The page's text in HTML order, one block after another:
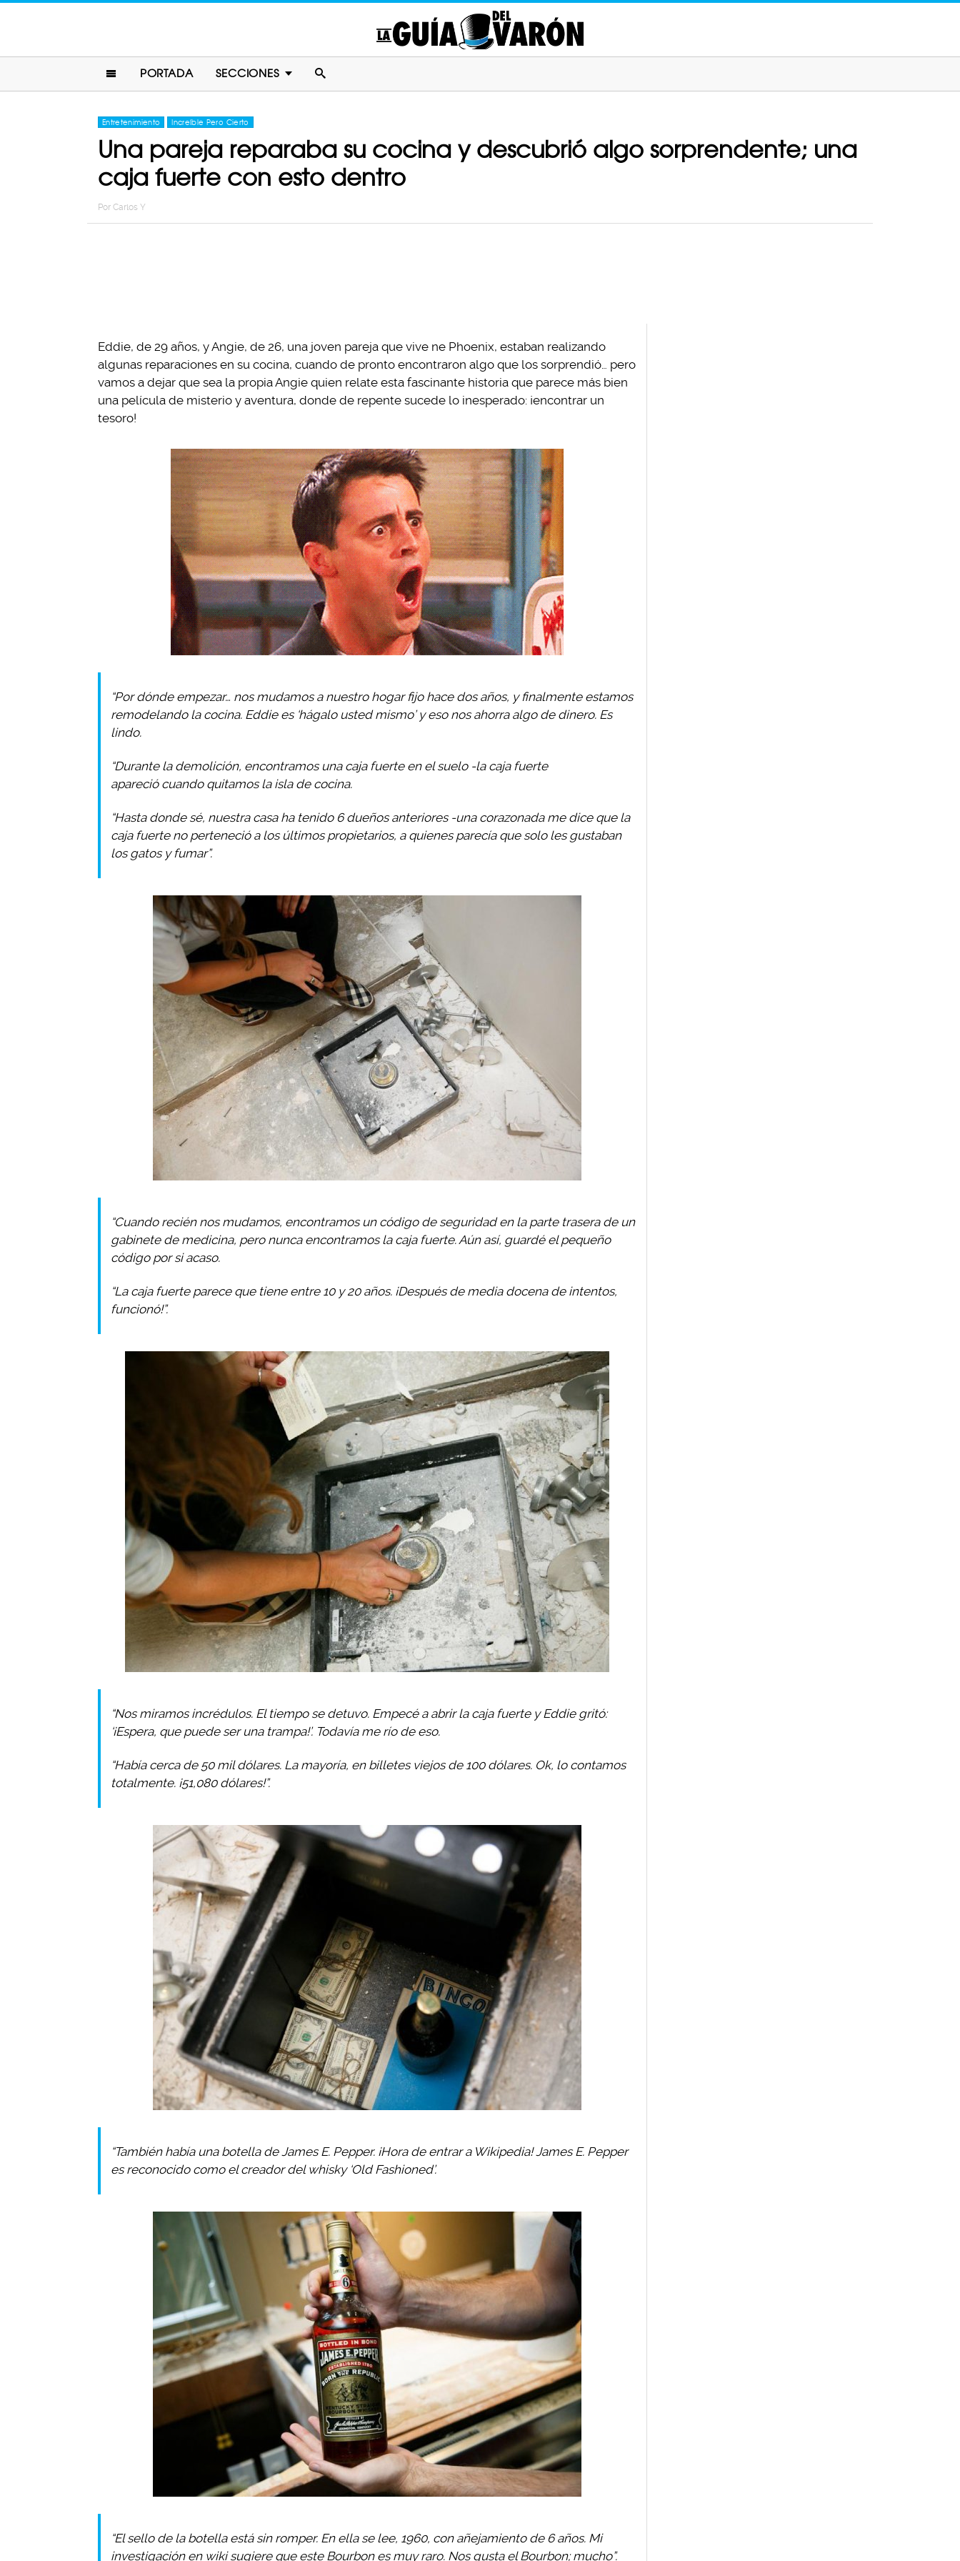
PORTADA SECCIONES
Entretenimiento Increíble Pero Cierto
Una pareja reparaba su cocina y descubrió algo sorprendente; una
caja fuerte con esto dentro
Por Carlos Y
Eddie, de 29 años, y Angie, de 26, una joven pareja que vive ne Phoenix, estaban realizando
algunas reparaciones en su cocina, cuando de pronto encontraron algo que los sorprendió… pero
vamos a dejar que sea la propia Angie quien relate esta fascinante historia que parece más bien
una película de misterio y aventura, donde de repente sucede lo inesperado: ¡encontrar un
tesoro!
“Por dónde empezar… nos mudamos a nuestro hogar fijo hace dos años, y finalmente estamos
remodelando la cocina. Eddie es ‘hágalo usted mismo’ y eso nos ahorra algo de dinero. Es
lindo.
“Durante la demolición, encontramos una caja fuerte en el suelo -la caja fuerte
apareció cuando quitamos la isla de cocina.
“Hasta donde sé, nuestra casa ha tenido 6 dueños anteriores -una corazonada me dice que la
caja fuerte no perteneció a los últimos propietarios, a quienes parecía que solo les gustaban
los gatos y fumar”.
“Cuando recién nos mudamos, encontramos un código de seguridad en la parte trasera de un
gabinete de medicina, pero nunca encontramos la caja fuerte. Aún así, guardé el pequeño
código por si acaso.
“La caja fuerte parece que tiene entre 10 y 20 años. ¡Después de media docena de intentos,
funcionó!”.
“Nos miramos incrédulos. El tiempo se detuvo. Empecé a abrir la caja fuerte y Eddie gritó:
‘¡Espera, que puede ser una trampa!’. Todavía me río de eso.
“Había cerca de 50 mil dólares. La mayoría, en billetes viejos de 100 dólares. Ok, lo contamos
totalmente. ¡51,080 dólares!”.
“También había una botella de James E. Pepper. ¡Hora de entrar a Wikipedia! James E. Pepper
es reconocido como el creador del whisky ‘Old Fashioned’.
“El sello de la botella está sin romper. En ella se lee, 1960, con añejamiento de 6 años. Mi
investigación en wiki sugiere que este Bourbon es muy raro. Nos gusta el Bourbon; mucho”.